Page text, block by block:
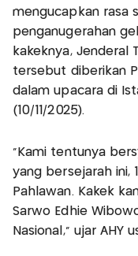
mengucapkan rasa
penganugerahan
kakeknya, Jenderal
tersebut diberikan
dalam upacara di
(10/11/2025).
“Kami tentunya
yang bersejarah ini,
Pahlawan. Kakek
Sarwo Edhie
Nasional,” ujar AHY